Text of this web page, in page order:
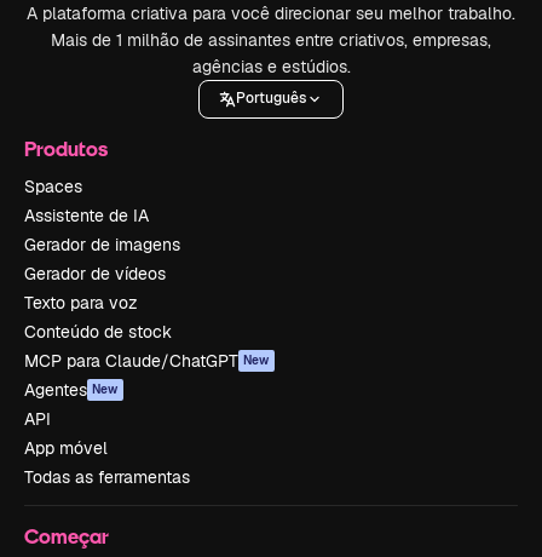
A plataforma criativa para você direcionar seu melhor trabalho.
Mais de 1 milhão de assinantes entre criativos, empresas,
agências e estúdios.
Português
Produtos
Spaces
Assistente de IA
Gerador de imagens
Gerador de vídeos
Texto para voz
Conteúdo de stock
MCP para Claude/ChatGPT New
Agentes New
API
App móvel
Todas as ferramentas
Começar